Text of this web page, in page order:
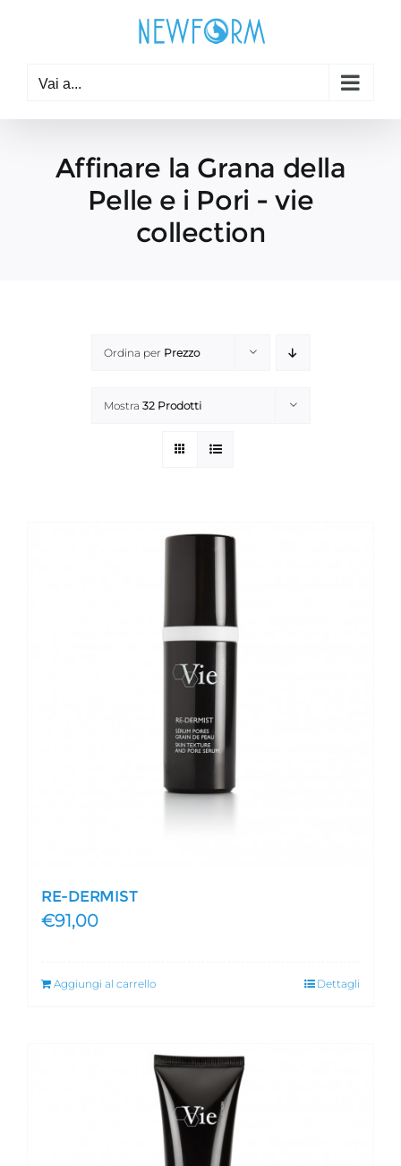
Vai a...
Affinare la Grana della
Pelle e i Pori - vie
collection
Ordina per Prezzo
Mostra 32 Prodotti
RE-DERMIST
€91,00
Aggiungi al carrello Dettagli